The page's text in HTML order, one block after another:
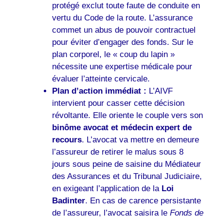
protégé exclut toute faute de conduite en
vertu du Code de la route. L’assurance
commet un abus de pouvoir contractuel
pour éviter d’engager des fonds. Sur le
plan corporel, le « coup du lapin »
nécessite une expertise médicale pour
évaluer l’atteinte cervicale.
Plan d’action immédiat : L’AIVF
intervient pour casser cette décision
révoltante. Elle oriente le couple vers son
binôme avocat et médecin expert de
recours. L’avocat va mettre en demeure
l’assureur de retirer le malus sous 8
jours sous peine de saisine du Médiateur
des Assurances et du Tribunal Judiciaire,
en exigeant l’application de la Loi
Badinter. En cas de carence persistante
de l’assureur, l’avocat saisira le Fonds de